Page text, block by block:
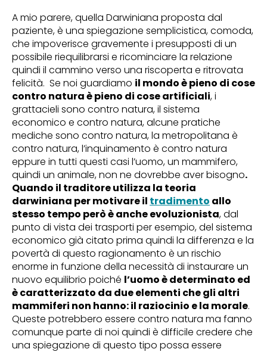
A mio parere, quella Darwiniana proposta dal
paziente, è una spiegazione semplicistica, comoda,
che impoverisce gravemente i presupposti di un
possibile riequilibrarsi e ricominciare la relazione
quindi il cammino verso una riscoperta e ritrovata
felicità. Se noi guardiamo il mondo è pieno di cose
contro natura è pieno di cose artificiali, i
grattacieli sono contro natura, il sistema
economico e contro natura, alcune pratiche
mediche sono contro natura, la metropolitana è
contro natura, l’inquinamento è contro natura
eppure in tutti questi casi l’uomo, un mammifero,
quindi un animale, non ne dovrebbe aver bisogno.
Quando il traditore utilizza la teoria
darwiniana per motivare il tradimento allo
stesso tempo però è anche evoluzionista, dal
punto di vista dei trasporti per esempio, del sistema
economico già citato prima quindi la differenza e la
povertà di questo ragionamento è un rischio
enorme in funzione della necessità di instaurare un
nuovo equilibrio poiché l’uomo è determinato ed
è caratterizzato da due elementi che gli altri
mammiferi non hanno: il raziocinio e la morale.
Queste potrebbero essere contro natura ma fanno
comunque parte di noi quindi è difficile credere che
una spiegazione di questo tipo possa essere